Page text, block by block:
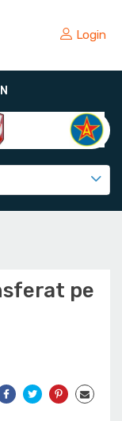
Login
pe